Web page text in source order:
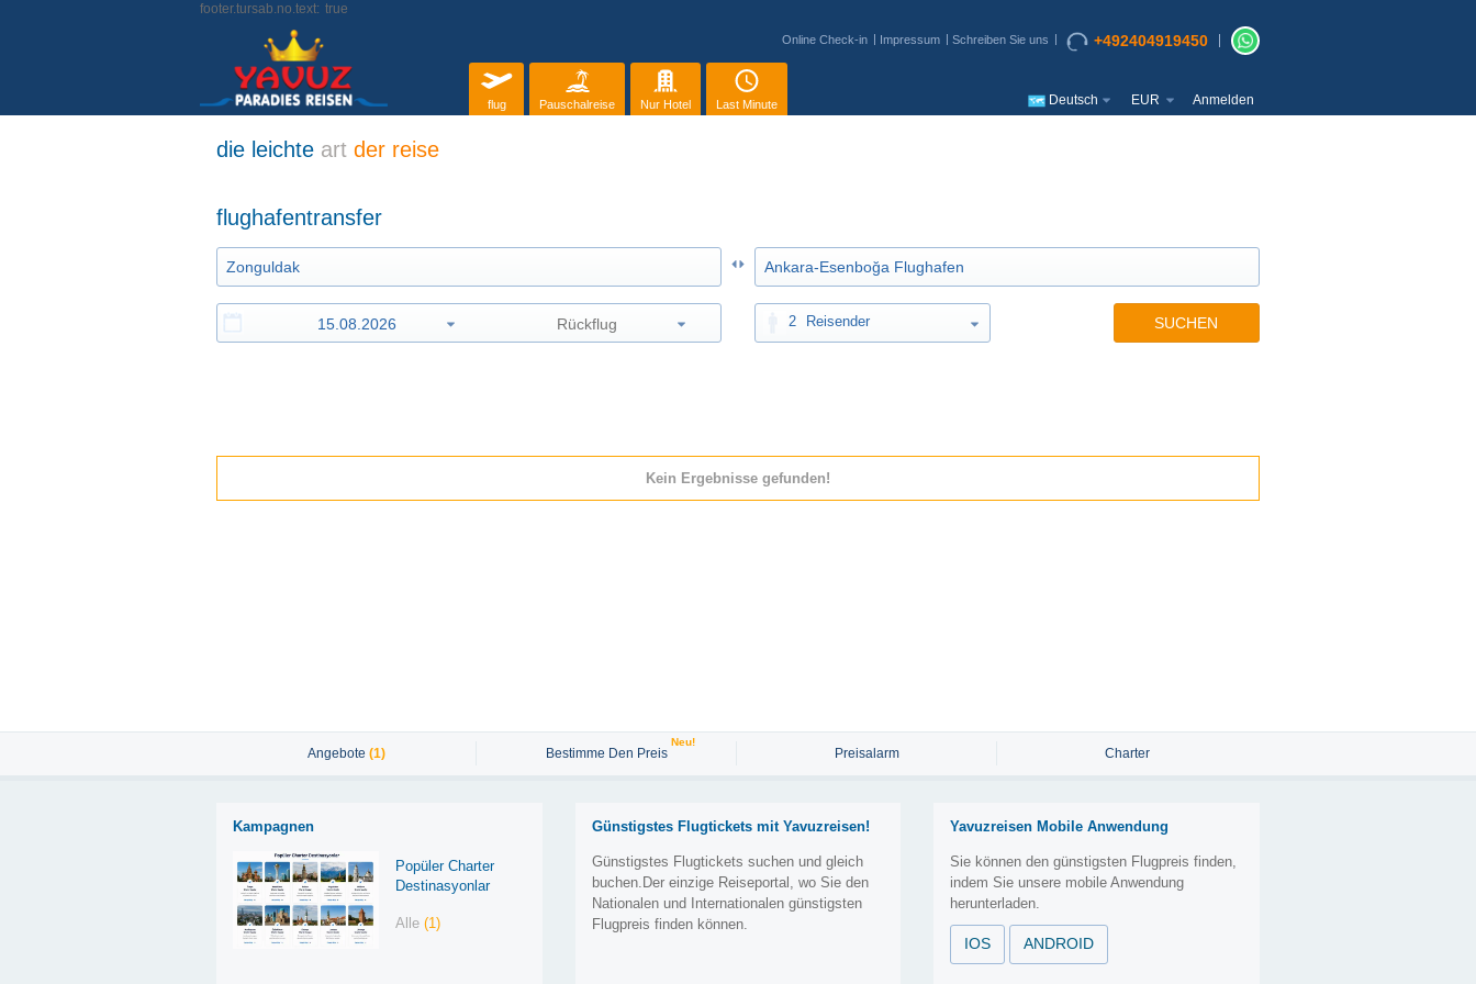
footer.tursab.no.text: true
Online Check-in Impressum Schreiben Sie uns +492404919450
flug Pauschalreise Nur Hotel Last Minute Deutsch EUR Anmelden
die leichte art der reise
flughafentransfer
2 Reisender SUCHEN
Kein Ergebnisse gefunden!
Angebote (1) Bestimme Den Preis
Neu!
Preisalarm Charter
Kampagnen
Popüler Charter
Destinasyonlar
Alle(1)
Günstigstes Flugtickets mit Yavuzreisen!
Günstigstes Flugtickets suchen und gleich
buchen.Der einzige Reiseportal, wo Sie den
Nationalen und Internationalen günstigsten
Flugpreis finden können.
Yavuzreisen Mobile Anwendung
Sie können den günstigsten Flugpreis finden,
indem Sie unsere mobile Anwendung
herunterladen.
IOS ANDROID